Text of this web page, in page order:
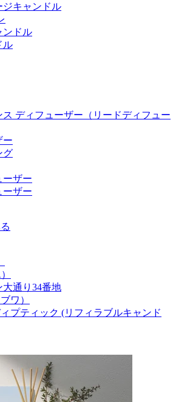
ジキャンドル
ンドル
ル
ディフューザー（リードディフュー
ー
グ
ーザー
ーザー
通り34番地
ワ）
プティック (リフィラブルキャンド